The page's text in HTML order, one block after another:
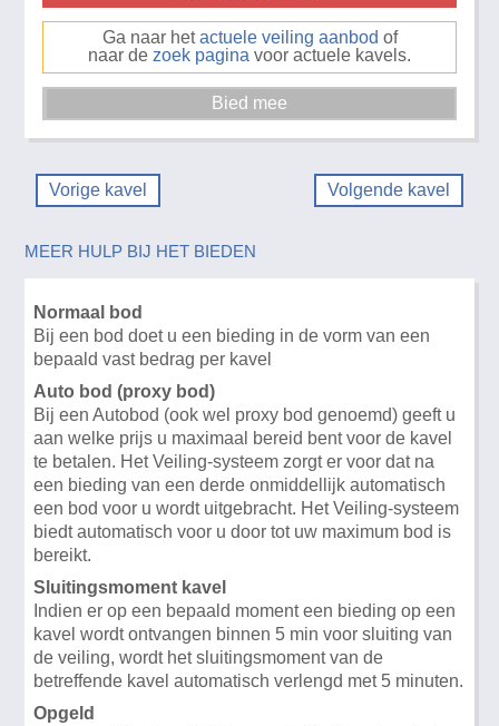
Ga naar hetactuele veiling aanbod of
naar de zoek pagina voor actuele kavels.
Vorige kavel Volgende kavel
MEER HULP BIJ HET BIEDEN
Normaal bod
Bij een bod doet u een bieding in de vorm van een
bepaald vast bedrag per kavel
Auto bod (proxy bod)
Bij een Autobod (ook wel proxy bod genoemd) geeft u
aan welke prijs u maximaal bereid bent voor de kavel
te betalen. Het Veiling-systeem zorgt er voor dat na
een bieding van een derde onmiddellijk automatisch
een bod voor u wordt uitgebracht. Het Veiling-systeem
biedt automatisch voor u door tot uw maximum bod is
bereikt.
Sluitingsmoment kavel
Indien er op een bepaald moment een bieding op een
kavel wordt ontvangen binnen 5 min voor sluiting van
de veiling, wordt het sluitingsmoment van de
betreffende kavel automatisch verlengd met 5 minuten.
Opgeld